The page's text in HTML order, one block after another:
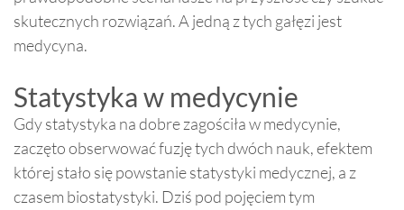
skutecznych rozwiązań. A jedną z tych gałęzi jest
medycyna.
Statystyka w medycynie
Gdy statystyka na dobre zagościła w medycynie,
zaczęto obserwować fuzję tych dwóch nauk, efektem
której stało się powstanie statystyki medycznej, a z
czasem biostatystyki. Dziś pod pojęciem tym